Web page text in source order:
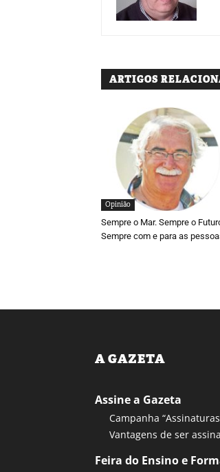
ARTIGOS
Opinião
Sempre o Mar. Sempre o
Sempre com e para as
A GAZETA
Assine a Gazeta
Campanha
Vantagens de ser
Feira do Ensino e